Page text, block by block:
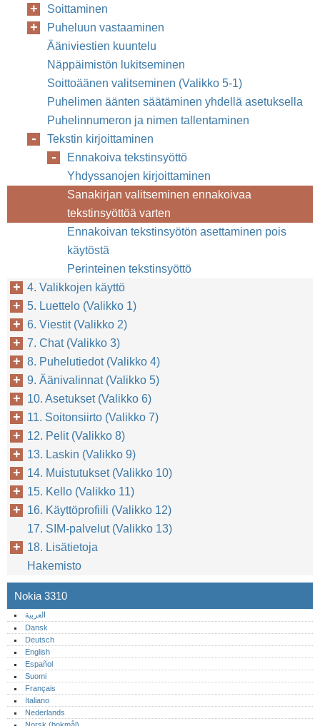
Soittaminen
Puheluun vastaaminen
Ääniviestien kuuntelu
Näppäimistön lukitseminen
Soittoäänen valitseminen (Valikko 5-1)
Puhelimen äänten säätäminen yhdellä asetuksella
Puhelinnumeron ja nimen tallentaminen
Tekstin kirjoittaminen
Ennakoiva tekstinsyöttö
Yhdyssanojen kirjoittaminen
Sanakirjan valitseminen ennakoivaa
tekstinsyöttöä varten
Ennakoivan tekstinsyötön asettaminen pois
käytöstä
Perinteinen tekstinsyöttö
4. Valikkojen käyttö
5. Luettelo (Valikko 1)
6. Viestit (Valikko 2)
7. Chat (Valikko 3)
8. Puhelutiedot (Valikko 4)
9. Äänivalinnat (Valikko 5)
10. Asetukset (Valikko 6)
11. Soitonsiirto (Valikko 7)
12. Pelit (Valikko 8)
13. Laskin (Valikko 9)
14. Muistutukset (Valikko 10)
15. Kello (Valikko 11)
16. Käyttöprofiili (Valikko 12)
17. SIM-palvelut (Valikko 13)
18. Lisätietoja
Hakemisto
Nokia 3310
العربية
Dansk
Deutsch
English
Español
Suomi
Français
Italiano
Nederlands